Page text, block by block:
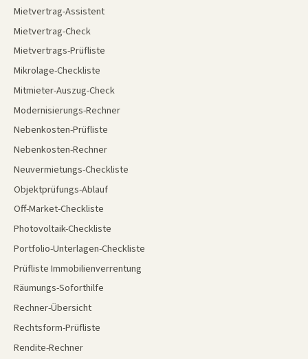
Mietvertrag-Assistent
Mietvertrag-Check
Mietvertrags-Prüfliste
Mikrolage-Checkliste
Mitmieter-Auszug-Check
Modernisierungs-Rechner
Nebenkosten-Prüfliste
Nebenkosten-Rechner
Neuvermietungs-Checkliste
Objektprüfungs-Ablauf
Off-Market-Checkliste
Photovoltaik-Checkliste
Portfolio-Unterlagen-Checkliste
Prüfliste Immobilienverrentung
Räumungs-Soforthilfe
Rechner-Übersicht
Rechtsform-Prüfliste
Rendite-Rechner